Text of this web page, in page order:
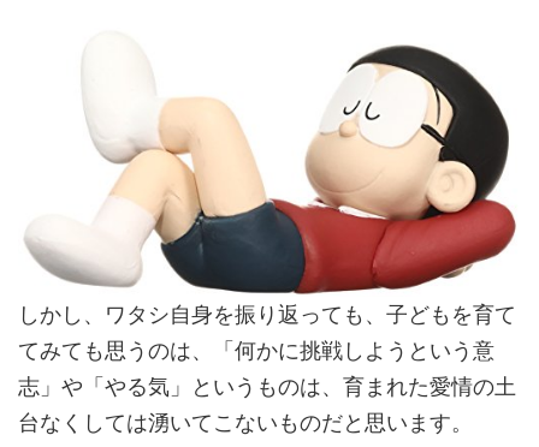
しかし、ワタシ自身を振り返っても、子どもを育て
てみても思うのは、「何かに挑戦しようという意
志」や「やる気」というものは、育まれた愛情の土
台なくしては湧いてこないものだと思います。